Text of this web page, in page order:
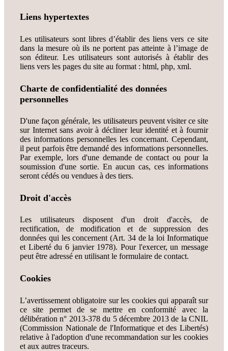
Liens hypertextes
Les utilisateurs sont libres d’établir des liens vers ce site
dans la mesure où ils ne portent pas atteinte à l’image de
son éditeur. Les utilisateurs sont autorisés à établir des
liens vers les pages du site au format : html, php, xml.
Charte de confidentialité des données
personnelles
D'une façon générale, les utilisateurs peuvent visiter ce site
sur Internet sans avoir à décliner leur identité et à fournir
des informations personnelles les concernant. Cependant,
il peut parfois être demandé des informations personnelles.
Par exemple, lors d'une demande de contact ou pour la
soumission d'une sortie. En aucun cas, ces informations
seront cédés ou vendues à des tiers.
Droit d'accès
Les utilisateurs disposent d'un droit d'accès, de
rectification, de modification et de suppression des
données qui les concernent (Art. 34 de la loi Informatique
et Liberté du 6 janvier 1978). Pour l'exercer, un message
peut être adressé en utilisant le formulaire de contact.
Cookies
L’avertissement obligatoire sur les cookies qui apparaît sur
ce site permet de se mettre en conformité avec la
délibération n° 2013-378 du 5 décembre 2013 de la CNIL
(Commission Nationale de l'Informatique et des Libertés)
relative à l'adoption d'une recommandation sur les cookies
et aux autres traceurs.